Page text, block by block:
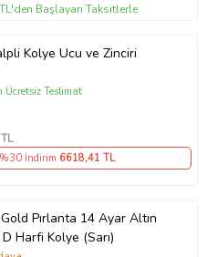
Başlayan Taksitlerle
Kolye Ucu ve Zinciri
Ücretsiz Teslimat
İndirim 6618,41 TL
Pırlanta 14 Ayar Altın
Harfi Kolye (Sarı)